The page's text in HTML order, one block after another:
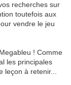
recherches sur
toutefois aux
vendre le jeu
! Comme
les principales
à retenir...